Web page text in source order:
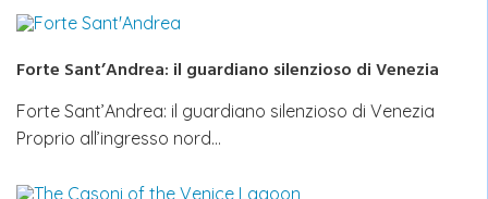
Forte Sant’Andrea: il guardiano silenzioso di Venezia
Forte Sant’Andrea: il guardiano silenzioso di Venezia
Proprio all’ingresso nord…